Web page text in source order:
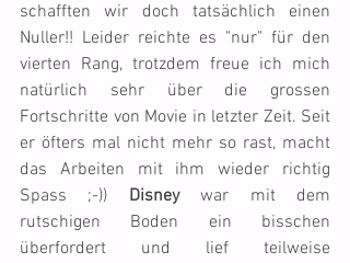
schafften wir doch tatsächlich einen
Nuller!! Leider reichte es "nur" für den
vierten Rang, trotzdem freue ich mich
natürlich sehr über die grossen
Fortschritte von Movie in letzter Zeit. Seit
er öfters mal nicht mehr so rast, macht
das Arbeiten mit ihm wieder richtig
Spass ;-)) Disney war mit dem
rutschigen Boden ein bisschen
überfordert und lief teilweise